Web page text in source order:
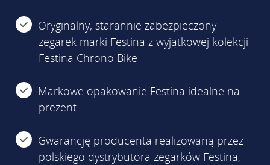
Oryginalny, starannie zabezpieczony
zegarek marki Festina z wyjątkowej kolekcji
Festina Chrono Bike
Markowe opakowanie Festina idealne na
prezent
Gwarancję producenta realizowaną przez
polskiego dystrybutora zegarków Festina,